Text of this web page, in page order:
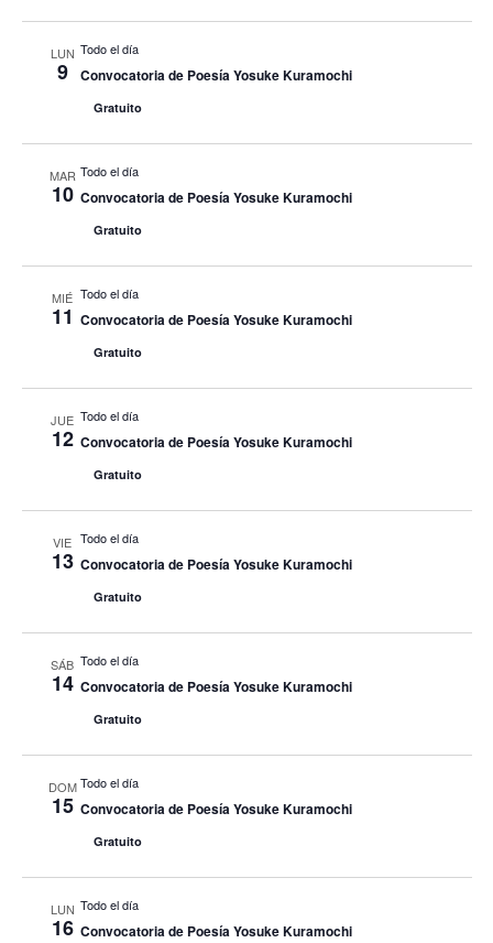
LUN
9
Todo el día
Convocatoria de Poesía Yosuke Kuramochi
Gratuito
MAR
10
Todo el día
Convocatoria de Poesía Yosuke Kuramochi
Gratuito
MIÉ
11
Todo el día
Convocatoria de Poesía Yosuke Kuramochi
Gratuito
JUE
12
Todo el día
Convocatoria de Poesía Yosuke Kuramochi
Gratuito
VIE
13
Todo el día
Convocatoria de Poesía Yosuke Kuramochi
Gratuito
SÁB
14
Todo el día
Convocatoria de Poesía Yosuke Kuramochi
Gratuito
DOM
15
Todo el día
Convocatoria de Poesía Yosuke Kuramochi
Gratuito
LUN
16
Todo el día
Convocatoria de Poesía Yosuke Kuramochi